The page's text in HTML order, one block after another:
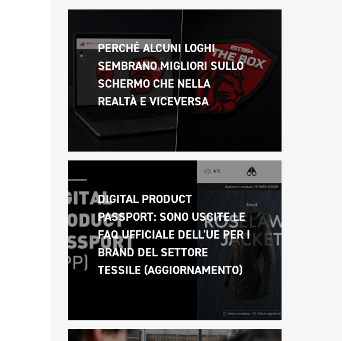
PERCHÉ ALCUNI LOGHI
SEMBRANO MIGLIORI SULLO
SCHERMO CHE NELLA
REALTÀ E VICEVERSA
DIGITAL PRODUCT
PASSPORT: SONO USCITE LE
FAQ UFFICIALE DELL'UE PER I
BRAND DEL SETTORE
TESSILE (AGGIORNAMENTO)